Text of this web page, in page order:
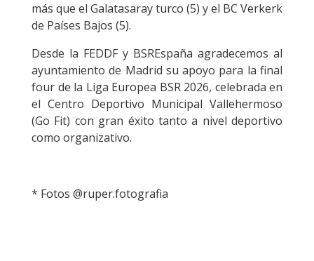
más que el Galatasaray turco (5) y el BC Verkerk
de Países Bajos (5).
Desde la FEDDF y BSREspaña agradecemos al
ayuntamiento de Madrid su apoyo para la final
four de la Liga Europea BSR 2026, celebrada en
el Centro Deportivo Municipal Vallehermoso
(Go Fit) con gran éxito tanto a nivel deportivo
como organizativo.
* Fotos @ruper.fotografia